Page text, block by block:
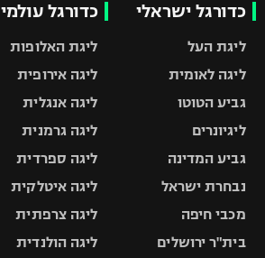
כדורגל ישראלי
ליגת העל
ליגה לאומית
גביע הטוטו
ליגיונרים
גביע המדינה
נבחרת ישראל
מכבי חיפה
בית"ר ירושלים
כדורגל עולמי
ליגת האלופות
ליגה אירופית
ליגה אנגלית
ליגה גרמנית
ליגה ספרדית
ליגה איטלקית
ליגה צרפתית
ליגה הולנדית